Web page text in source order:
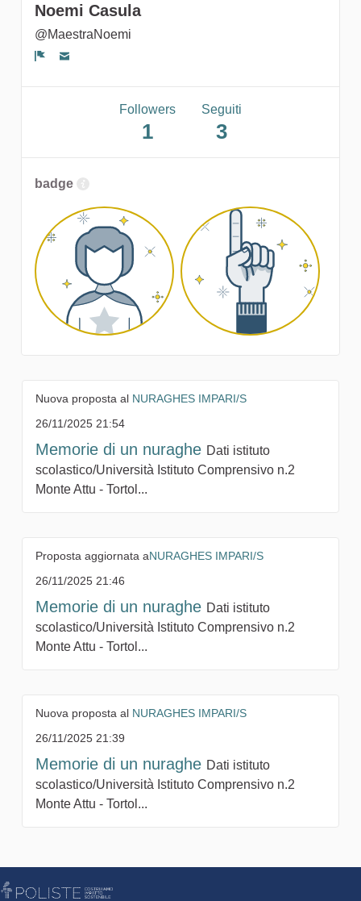
Noemi Casula
@MaestraNoemi
Followers
1
Seguiti
3
badge
Nuova proposta al NURAGHES IMPARI/S
26/11/2025 21:54
Memorie di un nuraghe Dati istituto
scolastico/Università Istituto Comprensivo n.2
Monte Attu - Tortol...
Proposta aggiornata aNURAGHES IMPARI/S
26/11/2025 21:46
Memorie di un nuraghe Dati istituto
scolastico/Università Istituto Comprensivo n.2
Monte Attu - Tortol...
Nuova proposta al NURAGHES IMPARI/S
26/11/2025 21:39
Memorie di un nuraghe Dati istituto
scolastico/Università Istituto Comprensivo n.2
Monte Attu - Tortol...